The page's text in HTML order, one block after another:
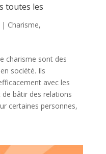
toutes les
| Charisme,
charisme sont des
société. Ils
avec les
bâtir des relations
certaines personnes,